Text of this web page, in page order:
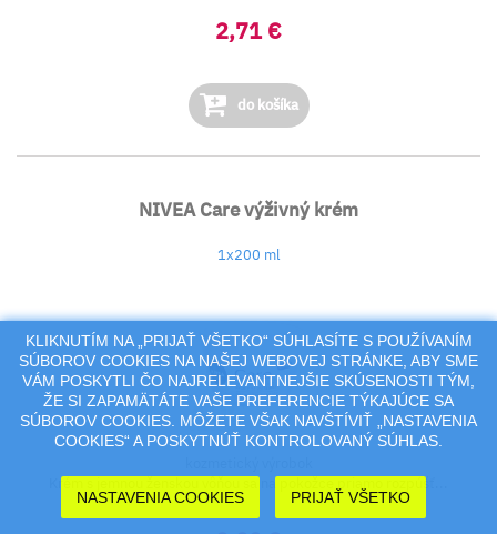
2,71 €
do košíka
NIVEA Care výživný krém
1x200 ml
Krém s jemnou ženskou vôňou sa na pokožce priamo rozpúšť...
KLIKNUTÍM NA „PRIJAŤ VŠETKO“ SÚHLASÍTE S POUŽÍVANÍM
SÚBOROV COOKIES NA NAŠEJ WEBOVEJ STRÁNKE, ABY SME
VÁM POSKYTLI ČO NAJRELEVANTNEJŠIE SKÚSENOSTI TÝM,
ŽE SI ZAPAMÄTÁTE VAŠE PREFERENCIE TÝKAJÚCE SA
SÚBOROV COOKIES. MÔŽETE VŠAK NAVŠTÍVIŤ „NASTAVENIA
COOKIES“ A POSKYTNÚŤ KONTROLOVANÝ SÚHLAS.
NASTAVENIA COOKIES PRIJAŤ VŠETKO